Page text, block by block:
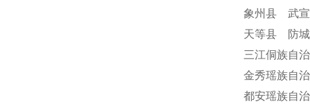
象州县 武
天等县 防
三江侗族自
金秀瑶族自
都安瑶族自